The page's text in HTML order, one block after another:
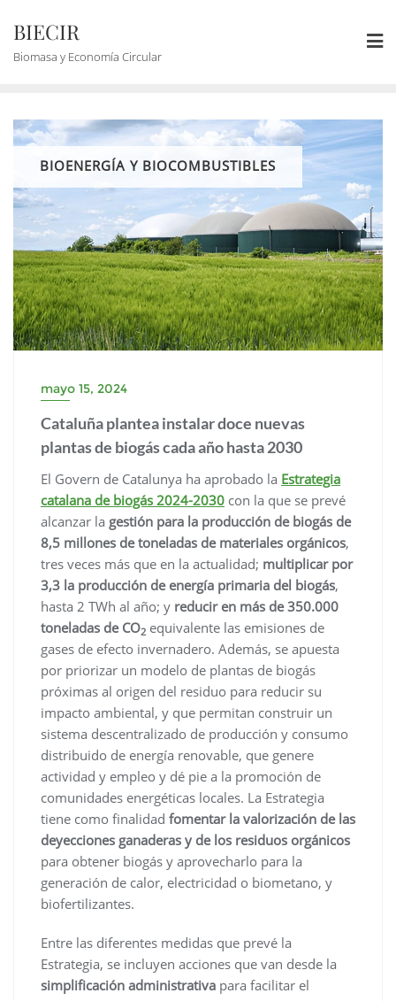
BIECIR
Biomasa y Economía Circular
BIOENERGÍA Y BIOCOMBUSTIBLES
mayo 15, 2024
Cataluña plantea instalar doce nuevas
plantas de biogás cada año hasta 2030
El Govern de Catalunya ha aprobado la Estrategia
catalana de biogás 2024-2030 con la que se prevé
alcanzar la gestión para la producción de biogás de
8,5 millones de toneladas de materiales orgánicos,
tres veces más que en la actualidad; multiplicar por
3,3 la producción de energía primaria del biogás,
hasta 2 TWh al año; y reducir en más de 350.000
toneladas de CO2 equivalente las emisiones de
gases de efecto invernadero. Además, se apuesta
por priorizar un modelo de plantas de biogás
próximas al origen del residuo para reducir su
impacto ambiental, y que permitan construir un
sistema descentralizado de producción y consumo
distribuido de energía renovable, que genere
actividad y empleo y dé pie a la promoción de
comunidades energéticas locales. La Estrategia
tiene como finalidad fomentar la valorización de las
deyecciones ganaderas y de los residuos orgánicos
para obtener biogás y aprovecharlo para la
generación de calor, electricidad o biometano, y
biofertilizantes.
Entre las diferentes medidas que prevé la
Estrategia, se incluyen acciones que van desde la
simplificación administrativa para facilitar el